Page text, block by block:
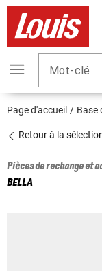
Mot-clé
Page d'accueil Base
Retour à la
Pièces de rechange et
BELLA